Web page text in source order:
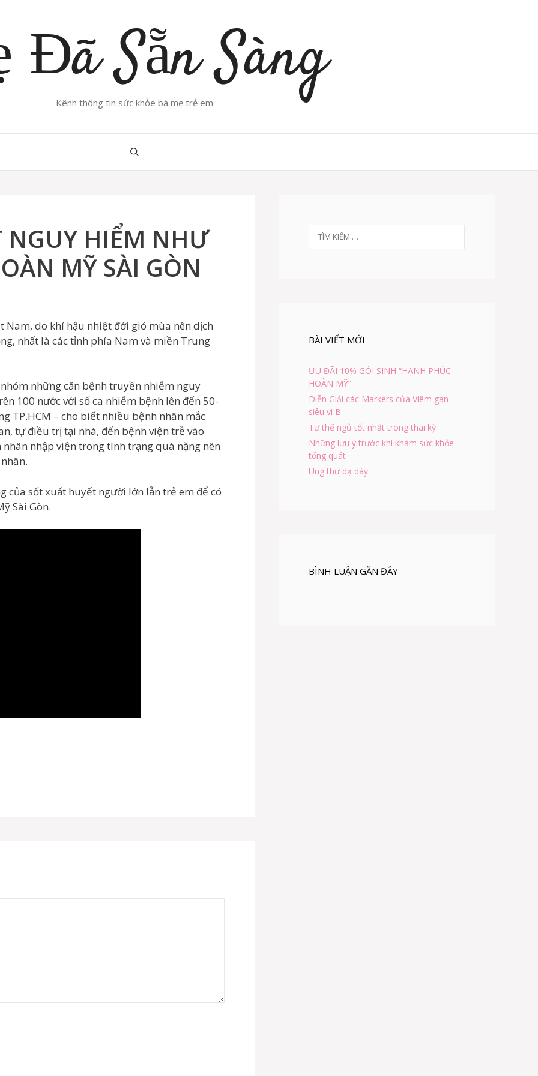
Đã Sẵn Sàng
Kênh thông tin sức khỏe bà mẹ trẻ em
NGUY HIỂM NHƯ
MỸ SÀI GÒN
Nam, do khí hậu nhiệt đới gió mùa nên dịch
nhất là các tỉnh phía Nam và miền Trung
những căn bệnh truyền nhiễm nguy
100 nước với số ca nhiễm bệnh lên đến 50-
TP.HCM – cho biết nhiều bệnh nhân mắc
tự điều trị tại nhà, đến bệnh viện trễ vào
nhập viện trong tình trạng quá nặng nên
của sốt xuất huyết người lớn lẫn trẻ em để có
Sài Gòn.
Tìm
kiếm
BÀI VIẾT MỚI
ƯU ĐÃI 10% GÓI SINH “HẠNH PHÚC
HOÀN MỸ”
Diễn Giải các Markers của Viêm gan
siêu vi B
Tư thế ngủ tốt nhất trong thai kỳ
Những lưu ý trước khi khám sức khỏe
tổng quát
Ung thư dạ dày
BÌNH LUẬN GẦN ĐÂY